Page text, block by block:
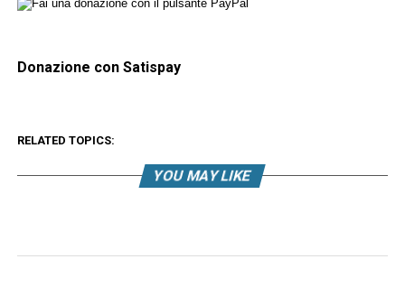
Donazione con Satispay
RELATED TOPICS:
YOU MAY LIKE